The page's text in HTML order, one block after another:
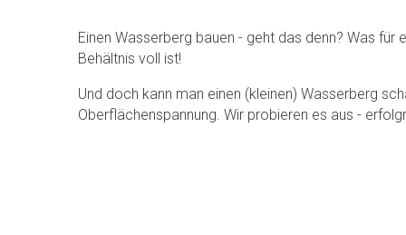
Einen Wasserberg bauen - geht das denn? Was
Behältnis voll ist!
Und doch kann man einen (kleinen) Wasserberg
Oberflächenspannung. Wir probieren es aus -